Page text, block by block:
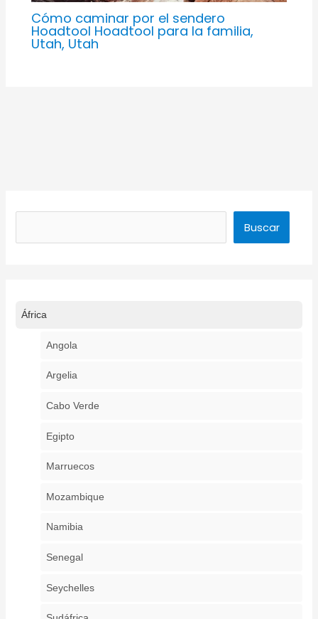
Cómo caminar por el sendero
Hoadtool Hoadtool para la familia,
Utah, Utah
Buscar
África
Angola
Argelia
Cabo Verde
Egipto
Marruecos
Mozambique
Namibia
Senegal
Seychelles